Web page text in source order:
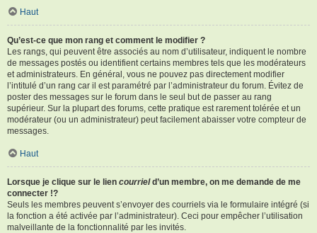
Haut
Qu’est-ce que mon rang et comment le modifier ?
Les rangs, qui peuvent être associés au nom d’utilisateur, indiquent le nombre
de messages postés ou identifient certains membres tels que les modérateurs
et administrateurs. En général, vous ne pouvez pas directement modifier
l’intitulé d’un rang car il est paramétré par l’administrateur du forum. Évitez de
poster des messages sur le forum dans le seul but de passer au rang
supérieur. Sur la plupart des forums, cette pratique est rarement tolérée et un
modérateur (ou un administrateur) peut facilement abaisser votre compteur de
messages.
Haut
Lorsque je clique sur le lien courrield’un membre, on me demande de me
connecter !?
Seuls les membres peuvent s’envoyer des courriels via le formulaire intégré (si
la fonction a été activée par l’administrateur). Ceci pour empêcher l’utilisation
malveillante de la fonctionnalité par les invités.